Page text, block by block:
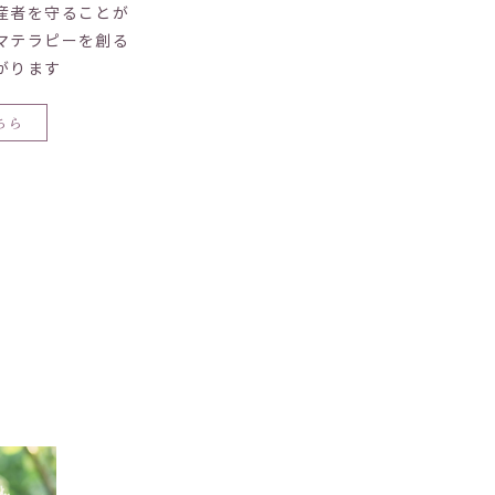
者を守ることが
テラピーを創る
ります
ら